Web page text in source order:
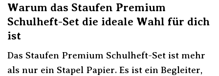
Warum das Staufen Premium
Schulheft-Set die ideale Wahl für dich
ist
Das Staufen Premium Schulheft-Set ist mehr
als nur ein Stapel Papier. Es ist ein Begleiter,